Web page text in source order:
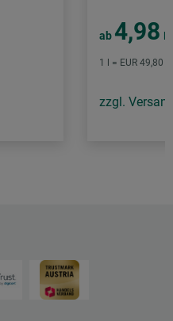
ab 4,98
1 l = EUR 49,80
zzgl.